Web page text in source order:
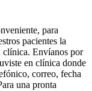
para
pacientes la
clínica. Envíanos por
en clínica donde
correo, fecha
una pronta